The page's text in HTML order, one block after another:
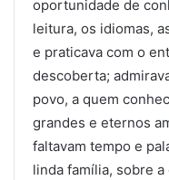
oportunidade de
leitura, os idiomas,
e praticava com o
descoberta;
povo, a quem
grandes e eternos
faltavam tempo e
linda família, sobre